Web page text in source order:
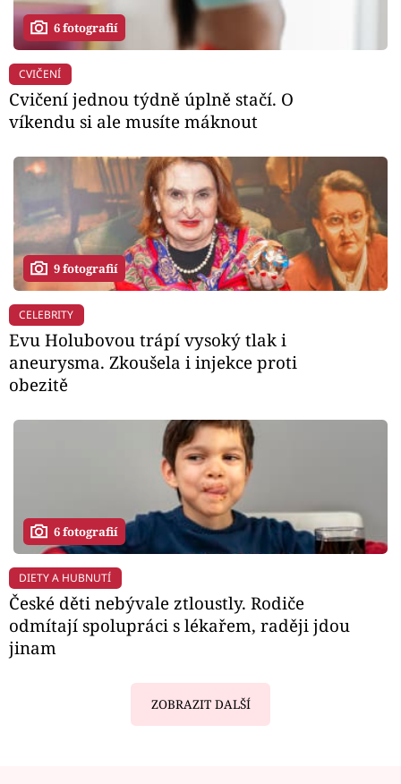
6 fotografií
CVIČENÍ
Cvičení jednou týdně úplně stačí. O
víkendu si ale musíte máknout
9 fotografií
CELEBRITY
Evu Holubovou trápí vysoký tlak i
aneurysma. Zkoušela i injekce proti
obezitě
6 fotografií
DIETY A HUBNUTÍ
České děti nebývale ztloustly. Rodiče
odmítají spolupráci s lékařem, raději jdou
jinam
ZOBRAZIT DALŠÍ